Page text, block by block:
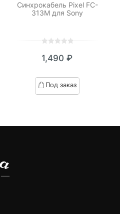
Синхрокабель Pixel FC-
313M для Sony
out
based
on
1,490 ₽
Под заказ